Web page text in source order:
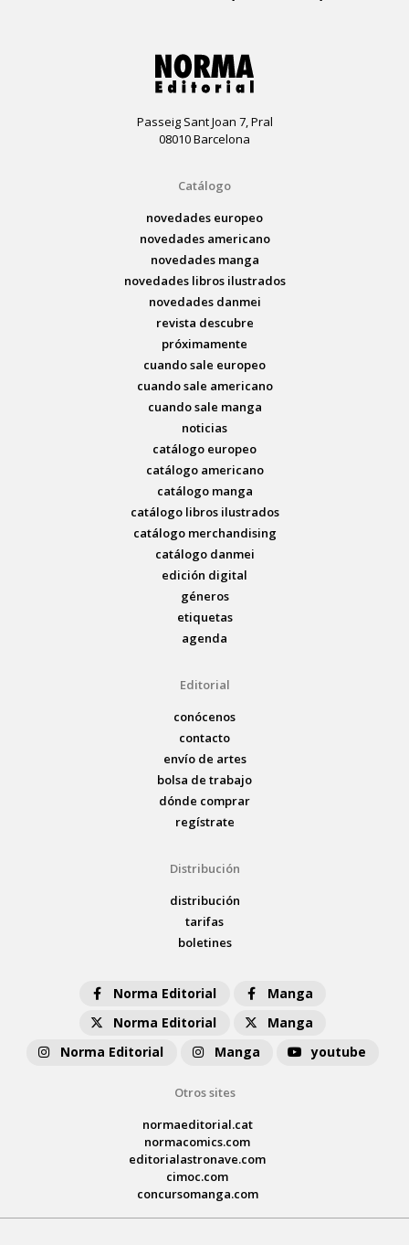
Passeig Sant Joan 7, Pral
08010 Barcelona
Catálogo
novedades europeo
novedades americano
novedades manga
novedades libros ilustrados
novedades danmei
revista descubre
próximamente
cuando sale europeo
cuando sale americano
cuando sale manga
noticias
catálogo europeo
catálogo americano
catálogo manga
catálogo libros ilustrados
catálogo merchandising
catálogo danmei
edición digital
géneros
etiquetas
agenda
Editorial
conócenos
contacto
envío de artes
bolsa de trabajo
dónde comprar
regístrate
Distribución
distribución
tarifas
boletines
Norma Editorial
Manga
Norma Editorial
Manga
Norma Editorial
Manga youtube
Otros sites
normaeditorial.cat
normacomics.com
editorialastronave.com
cimoc.com
concursomanga.com